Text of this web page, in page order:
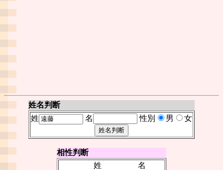
姓名判断
姓
名 性別 男 女
相性判断
姓
名